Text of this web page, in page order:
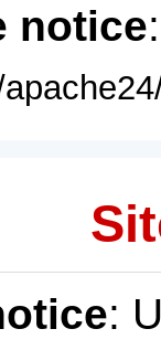
notice
: